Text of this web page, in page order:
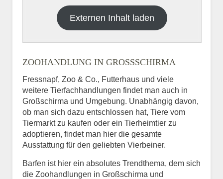
Externen Inhalt laden
ZOOHANDLUNG IN GROSSSCHIRMA
Fressnapf, Zoo & Co., Futterhaus und viele
weitere Tierfachhandlungen findet man auch in
Großschirma und Umgebung. Unabhängig davon,
ob man sich dazu entschlossen hat, Tiere vom
Tiermarkt zu kaufen oder ein Tierheimtier zu
adoptieren, findet man hier die gesamte
Ausstattung für den geliebten Vierbeiner.
Barfen ist hier ein absolutes Trendthema, dem sich
die Zoohandlungen in Großschirma und